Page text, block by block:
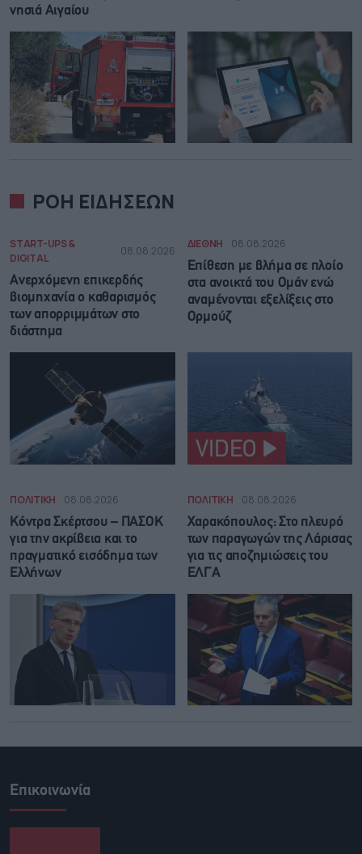
νησιά Αιγαίου
ΡΟΗ ΕΙΔΗΣΕΩΝ
START-UPS &
DIGITAL
08.08.2026
Ανερχόμενη επικερδής
βιομηχανία ο καθαρισμός
των απορριμμάτων στο
διάστημα
ΔΙΕΘΝΗ 08.08.2026
Επίθεση με βλήμα σε πλοίο
στα ανοικτά του Ομάν ενώ
αναμένονται εξελίξεις στο
Ορμούζ
VIDEO
ΠΟΛΙΤΙΚΗ 08.08.2026
Κόντρα Σκέρτσου – ΠΑΣΟΚ
για την ακρίβεια και το
πραγματικό εισόδημα των
Ελλήνων
ΠΟΛΙΤΙΚΗ 08.08.2026
Χαρακόπουλος: Στο πλευρό
των παραγωγών της Λάρισας
για τις αποζημιώσεις του
ΕΛΓΑ
Επικοινωνία